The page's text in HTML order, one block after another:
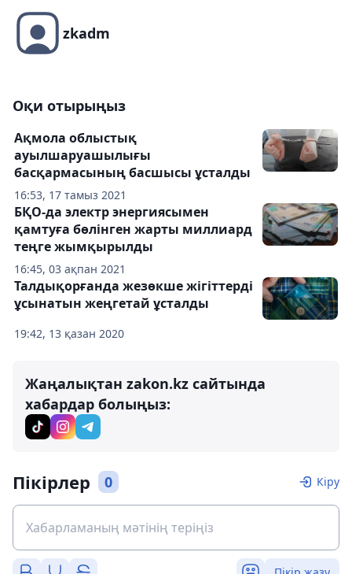
zkadm
Оқи отырыңыз
16:53, 17 тамыз 2021
Ақмола облыстық
ауылшаруашылығы
басқармасының басшысы ұсталды
16:45, 03 ақпан 2021
БҚО-да электр энергиясымен
қамтуға бөлінген жарты миллиард
теңге жымқырылды
19:42, 13 қазан 2020
Талдықорғанда жезөкше жігіттерді
ұсынатын жеңгетай ұсталды
Жаңалықтан zakon.kz сайтында
хабардар болыңыз:
Пікірлер 0 Кіру